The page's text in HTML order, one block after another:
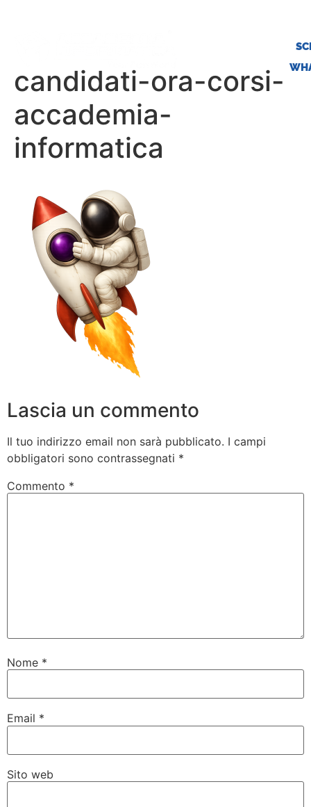
candidati-ora-corsi-
accademia-
informatica
Lascia un commento
Il tuo indirizzo email non sarà pubblicato. I campi
obbligatori sono contrassegnati *
Commento *
Nome *
Email *
Sito web